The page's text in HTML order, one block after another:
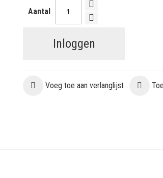
Aantal
Inloggen
Voeg toe aan verlanglijst